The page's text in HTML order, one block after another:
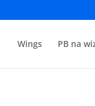
Wings PB na